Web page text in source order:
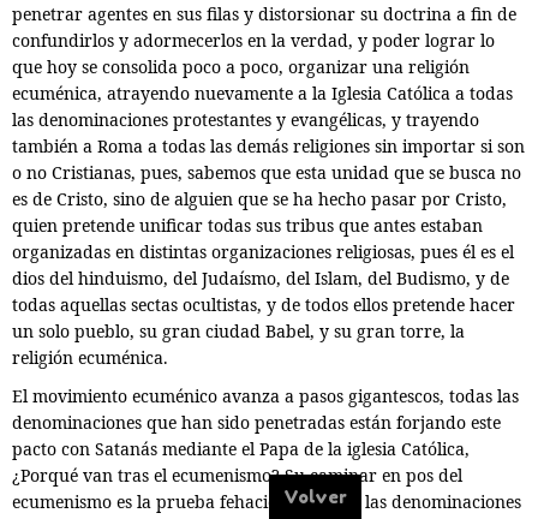
penetrar agentes en sus filas y distorsionar su doctrina a fin de
confundirlos y adormecerlos en la verdad, y poder lograr lo
que hoy se consolida poco a poco, organizar una religión
ecuménica, atrayendo nuevamente a la Iglesia Católica a todas
las denominaciones protestantes y evangélicas, y trayendo
también a Roma a todas las demás religiones sin importar si son
o no Cristianas, pues, sabemos que esta unidad que se busca no
es de Cristo, sino de alguien que se ha hecho pasar por Cristo,
quien pretende unificar todas sus tribus que antes estaban
organizadas en distintas organizaciones religiosas, pues él es el
dios del hinduismo, del Judaísmo, del Islam, del Budismo, y de
todas aquellas sectas ocultistas, y de todos ellos pretende hacer
un solo pueblo, su gran ciudad Babel, y su gran torre, la
religión ecuménica.
El movimiento ecuménico avanza a pasos gigantescos, todas las
denominaciones que han sido penetradas están forjando este
pacto con Satanás mediante el Papa de la iglesia Católica,
¿Porqué van tras el ecumenismo? Su caminar en pos del
ecumenismo es la prueba fehaciente de que las denominaciones
Volver